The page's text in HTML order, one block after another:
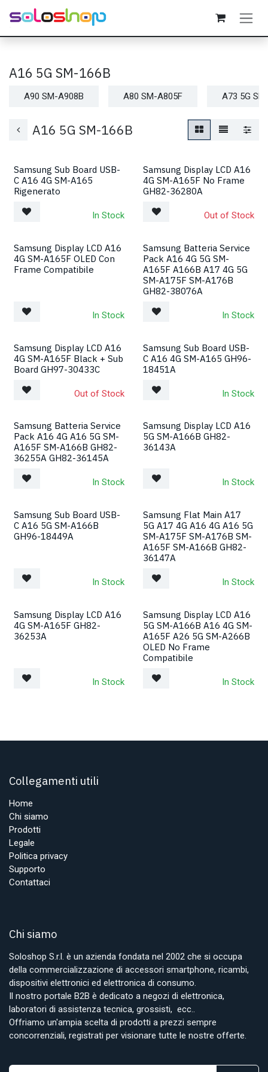
Passa al contenuto
A16 5G SM-166B
A90 SM-A908B A80 SM-A805F A73 5G
A16 5G SM-166B
Samsung Sub Board USB-
C A16 4G SM-A165
Rigenerato
In Stock
Samsung Display LCD A16
4G SM-A165F No Frame
GH82-36280A
Out of Stock
Samsung Display LCD A16
4G SM-A165F OLED Con
Frame Compatibile
In Stock
Samsung Batteria Service
Pack A16 4G 5G SM-
A165F A166B A17 4G 5G
SM-A175F SM-A176B
GH82-38076A
In Stock
Samsung Display LCD A16
4G SM-A165F Black + Sub
Board GH97-30433C
Out of Stock
Samsung Sub Board USB-
C A16 4G SM-A165 GH96-
18451A
In Stock
Samsung Batteria Service
Pack A16 4G A16 5G SM-
A165F SM-A166B GH82-
36255A GH82-36145A
In Stock
Samsung Display LCD A16
5G SM-A166B GH82-
36143A
In Stock
Samsung Sub Board USB-
C A16 5G SM-A166B
GH96-18449A
In Stock
Samsung Flat Main A17
5G A17 4G A16 4G A16 5G
SM-A175F SM-A176B SM-
A165F SM-A166B GH82-
36147A
In Stock
Samsung Display LCD A16
4G SM-A165F GH82-
36253A
In Stock
Samsung Display LCD A16
5G SM-A166B A16 4G SM-
A165F A26 5G SM-A266B
OLED No Frame
Compatibile
In Stock
Collegamenti utili
Home
Chi siamo
Prodotti
Legale
Politica privacy
Supporto
Contattaci
Chi siamo
Soloshop S.r.l. è un azienda fondata nel 2002 che si occupa
della commercializzazione di accessori smartphone, ricambi,
dispositivi elettronici ed elettronica di consumo.
Il nostro portale B2B è dedicato a negozi di elettronica,
laboratori di assistenza tecnica, grossisti, ecc..
Offriamo un'ampia scelta di prodotti a prezzi sempre
concorrenziali, registrati per visionare tutte le nostre offerte.